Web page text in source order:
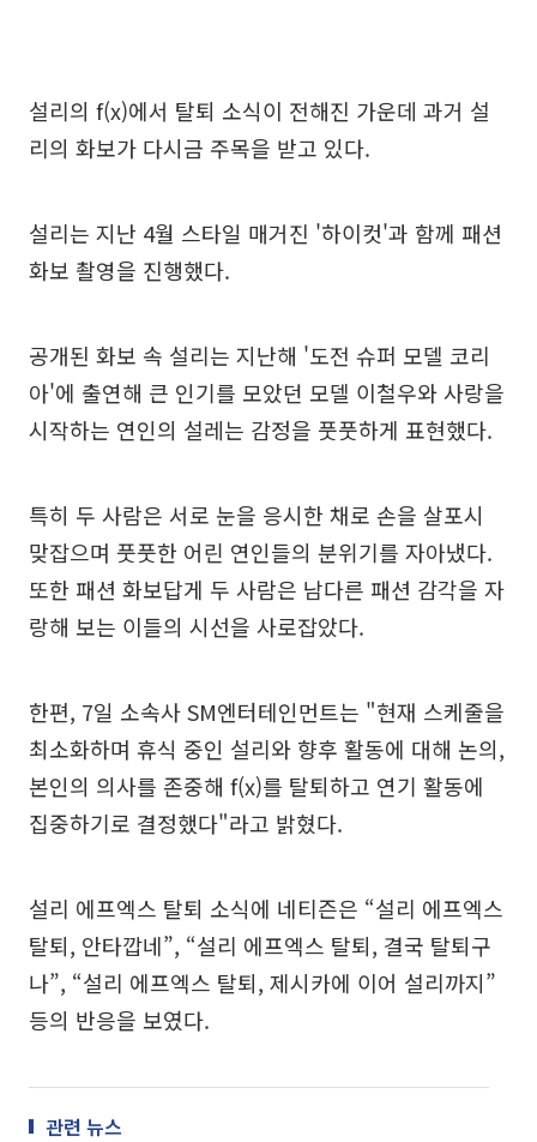
설리의 f(x)에서 탈퇴 소식이 전해진 가운데 과거 설
리의 화보가 다시금 주목을 받고 있다.
설리는 지난 4월 스타일 매거진 '하이컷'과 함께 패션
화보 촬영을 진행했다.
공개된 화보 속 설리는 지난해 '도전 슈퍼 모델 코리
아'에 출연해 큰 인기를 모았던 모델 이철우와 사랑을
시작하는 연인의 설레는 감정을 풋풋하게 표현했다.
특히 두 사람은 서로 눈을 응시한 채로 손을 살포시
맞잡으며 풋풋한 어린 연인들의 분위기를 자아냈다.
또한 패션 화보답게 두 사람은 남다른 패션 감각을 자
랑해 보는 이들의 시선을 사로잡았다.
한편, 7일 소속사 SM엔터테인먼트는 "현재 스케줄을
최소화하며 휴식 중인 설리와 향후 활동에 대해 논의,
본인의 의사를 존중해 f(x)를 탈퇴하고 연기 활동에
집중하기로 결정했다"라고 밝혔다.
설리 에프엑스 탈퇴 소식에 네티즌은 “설리 에프엑스
탈퇴, 안타깝네”, “설리 에프엑스 탈퇴, 결국 탈퇴구
나”, “설리 에프엑스 탈퇴, 제시카에 이어 설리까지”
등의 반응을 보였다.
관련 뉴스